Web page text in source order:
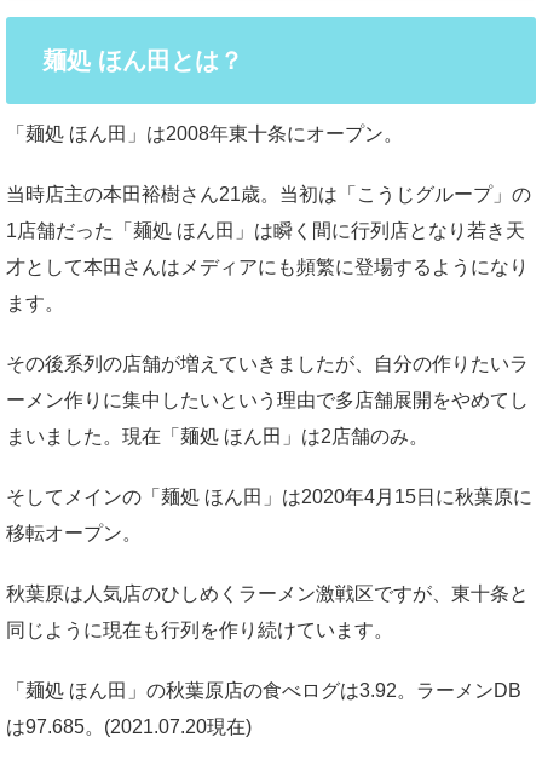
麺処 ほん田とは？
「麺処 ほん田」は2008年東十条にオープン。
当時店主の本田裕樹さん21歳。当初は「こうじグループ」の
1店舗だった「麺処 ほん田」は瞬く間に行列店となり若き天
才として本田さんはメディアにも頻繁に登場するようになり
ます。
その後系列の店舗が増えていきましたが、自分の作りたいラ
ーメン作りに集中したいという理由で多店舗展開をやめてし
まいました。現在「麺処 ほん田」は2店舗のみ。
そしてメインの「麺処 ほん田」は2020年4月15日に秋葉原に
移転オープン。
秋葉原は人気店のひしめくラーメン激戦区ですが、東十条と
同じように現在も行列を作り続けています。
「麺処 ほん田」の秋葉原店の食べログは3.92。ラーメンDB
は97.685。(2021.07.20現在)